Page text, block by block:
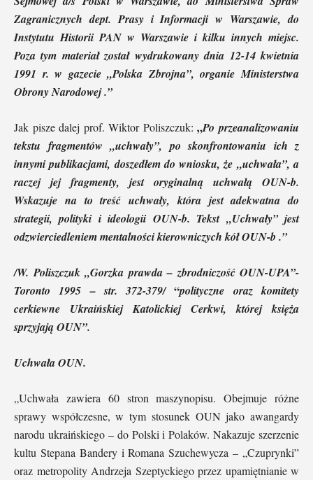
Zagranicznych dept. Prasy i Informacji w Warszawie, do
Instytutu Historii PAN w Warszawie i kilku innych miejsc.
Poza tym materiał został wydrukowany dnia 12-14 kwietnia
1991 r. w gazecie „Polska Zbrojna”, organie Ministerstwa
Obrony Narodowej .”
Jak pisze dalej prof. Wiktor Poliszczuk:„Po przeanalizowaniu
tekstu fragmentów „uchwały”, po skonfrontowaniu ich z
innymi publikacjami, doszedłem do wniosku, że „uchwała”, a
raczej jej fragmenty, jest oryginalną uchwałą OUN-b.
Wskazuje na to treść uchwały, która jest adekwatna do
strategii, polityki i ideologii OUN-b. Tekst „Uchwały” jest
odzwierciedleniem mentalności kierowniczych kół OUN-b .”
/W. Poliszczuk „Gorzka prawda – zbrodniczość OUN-UPA”-
Toronto 1995 – str. 372-379/“polityczne oraz komitety
cerkiewne Ukraińskiej Katolickiej Cerkwi, której księża
sprzyjają OUN”.
Uchwała OUN.
„Uchwała zawiera 60 stron maszynopisu. Obejmuje różne
sprawy współczesne, w tym stosunek OUN jako awangardy
narodu ukraińskiego – do Polski i Polaków. Nakazuje szerzenie
kultu Stepana Bandery i Romana Szuchewycza – „Czuprynki”
oraz metropolity Andrzeja Szeptyckiego przez upamiętnianie w